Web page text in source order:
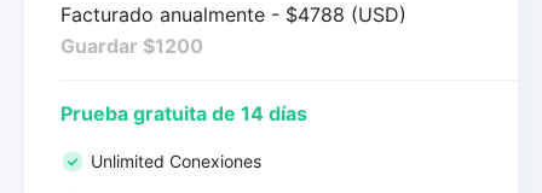
Facturado anualmente - $4788 (USD)
Guardar $1200
Prueba gratuita de 14 días
Unlimited Conexiones